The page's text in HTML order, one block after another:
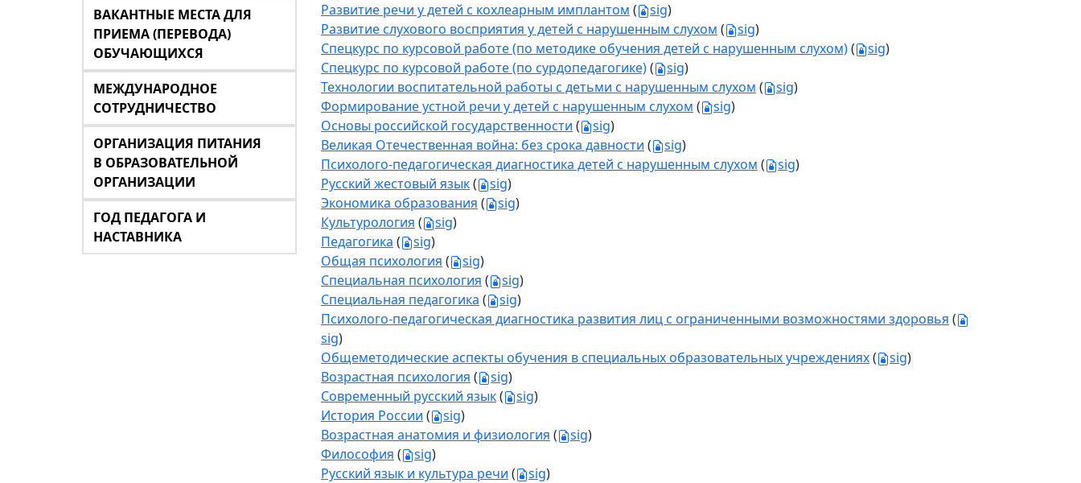
ВАКАНТНЫЕ МЕСТА ДЛЯ
ПРИЕМА (ПЕРЕВОДА)
ОБУЧАЮЩИХСЯ
МЕЖДУНАРОДНОЕ
СОТРУДНИЧЕСТВО
ОРГАНИЗАЦИЯ ПИТАНИЯ
В ОБРАЗОВАТЕЛЬНОЙ
ОРГАНИЗАЦИИ
ГОД ПЕДАГОГА И
НАСТАВНИКА
Развитие речи у детей с кохлеарным имплантом ( sig)
Развитие слухового восприятия у детей с нарушенным слухом ( sig)
Спецкурс по курсовой работе (по методике обучения детей с нарушенным слухом)( sig)
Спецкурс по курсовой работе (по сурдопедагогике)( sig)
Технологии воспитательной работы с детьми с нарушенным слухом ( sig)
Формирование устной речи у детей с нарушенным слухом ( sig)
Основы российской государственности ( sig)
Великая Отечественная война: без срока давности ( sig)
Психолого-педагогическая диагностика детей с нарушенным слухом ( sig)
Русский жестовый язык( sig)
Экономика образования ( sig)
Культурология ( sig)
Педагогика ( sig)
Общая психология ( sig)
Специальная психология ( sig)
Специальная педагогика ( sig)
Психолого-педагогическая диагностика развития лиц с ограниченными возможностями здоровья (
sig)
Общеметодические аспекты обучения в специальных образовательных учреждениях( sig)
Возрастная психология ( sig)
Современный русский язык( sig)
История России ( sig)
Возрастная анатомия и физиология ( sig)
Философия ( sig)
Русский язык и культура речи ( sig)